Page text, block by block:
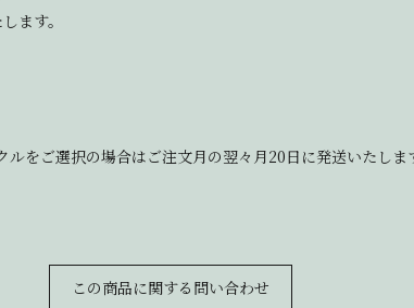
ます。
をご選択の場合はご注文月の翌々月20日に発送いたしま
この商品に関する問い合わせ